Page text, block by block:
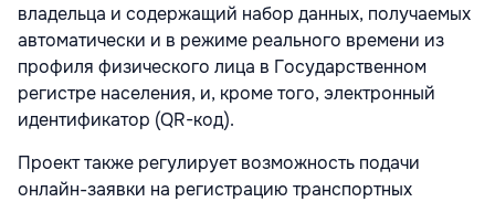
владельца и содержащий набор данных, получаемых
автоматически и в режиме реального времени из
профиля физического лица в Государственном
регистре населения, и, кроме того, электронный
идентификатор (QR-код).
Проект также регулирует возможность подачи
онлайн-заявки на регистрацию транспортных